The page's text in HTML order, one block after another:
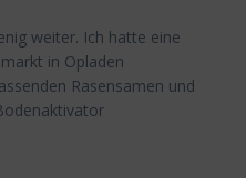
weiter. Ich hatte eine
in Opladen
Rasensamen und